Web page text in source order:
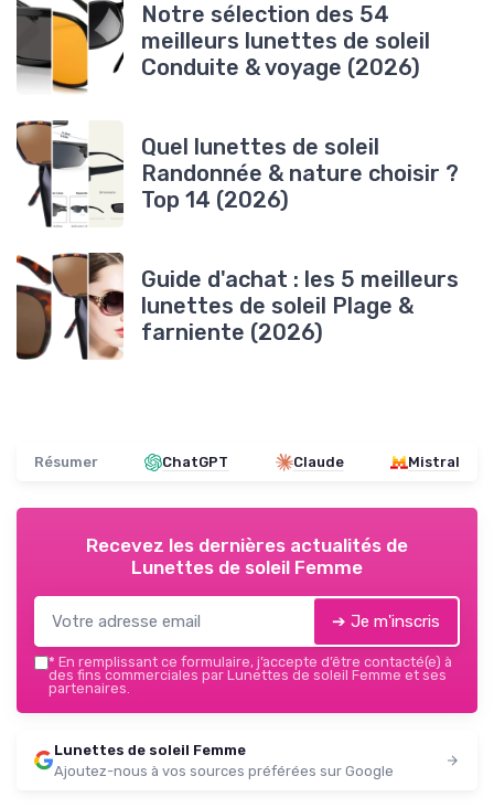
Notre sélection des 54
meilleurs lunettes de soleil
Conduite & voyage (2026)
Quel lunettes de soleil
Randonnée & nature choisir ?
Top 14 (2026)
Guide d'achat : les 5 meilleurs
lunettes de soleil Plage &
farniente (2026)
Résumer ChatGPT Claude Mistral
Recevez les dernières actualités de
Lunettes de soleil Femme
➔ Je m'inscris
* En remplissant ce formulaire, j’accepte d’être contacté(e) à
des fins commerciales par Lunettes de soleil Femme et ses
partenaires.
Lunettes de soleil Femme
Ajoutez-nous à vos sources préférées sur Google